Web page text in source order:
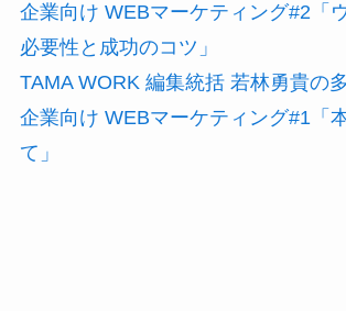
企業向け WEBマーケティング#2「
必要性と成功のコツ」
TAMA WORK 編集統括 若林勇貴の
企業向け WEBマーケティング#1「
て」